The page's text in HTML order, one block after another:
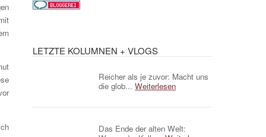
LETZTE KOLUMNEN + VLOGS
Reicher als je zuvor: Macht uns
die glob... Weiterlesen
Das Ende der alten Welt: